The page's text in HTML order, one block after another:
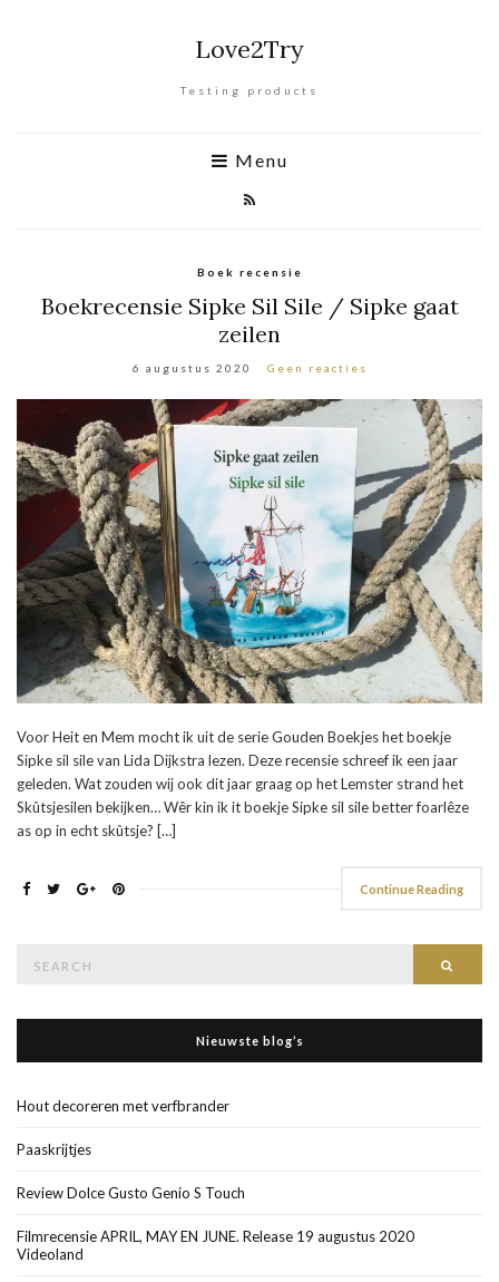
Love2Try
Testing products
Menu
Boek recensie
Boekrecensie Sipke Sil Sile / Sipke gaat
zeilen
6 augustus 2020 Geen reacties
Voor Heit en Mem mocht ik uit de serie Gouden Boekjes het boekje
Sipke sil sile van Lida Dijkstra lezen. Deze recensie schreef ik een jaar
geleden. Wat zouden wij ook dit jaar graag op het Lemster strand het
Skûtsjesilen bekijken… Wêr kin ik it boekje Sipke sil sile better foarlêze
as op in echt skûtsje? […]
Continue Reading
Nieuwste blog’s
Hout decoreren met verfbrander
Paaskrijtjes
Review Dolce Gusto Genio S Touch
Filmrecensie APRIL, MAY EN JUNE. Release 19 augustus 2020
Videoland